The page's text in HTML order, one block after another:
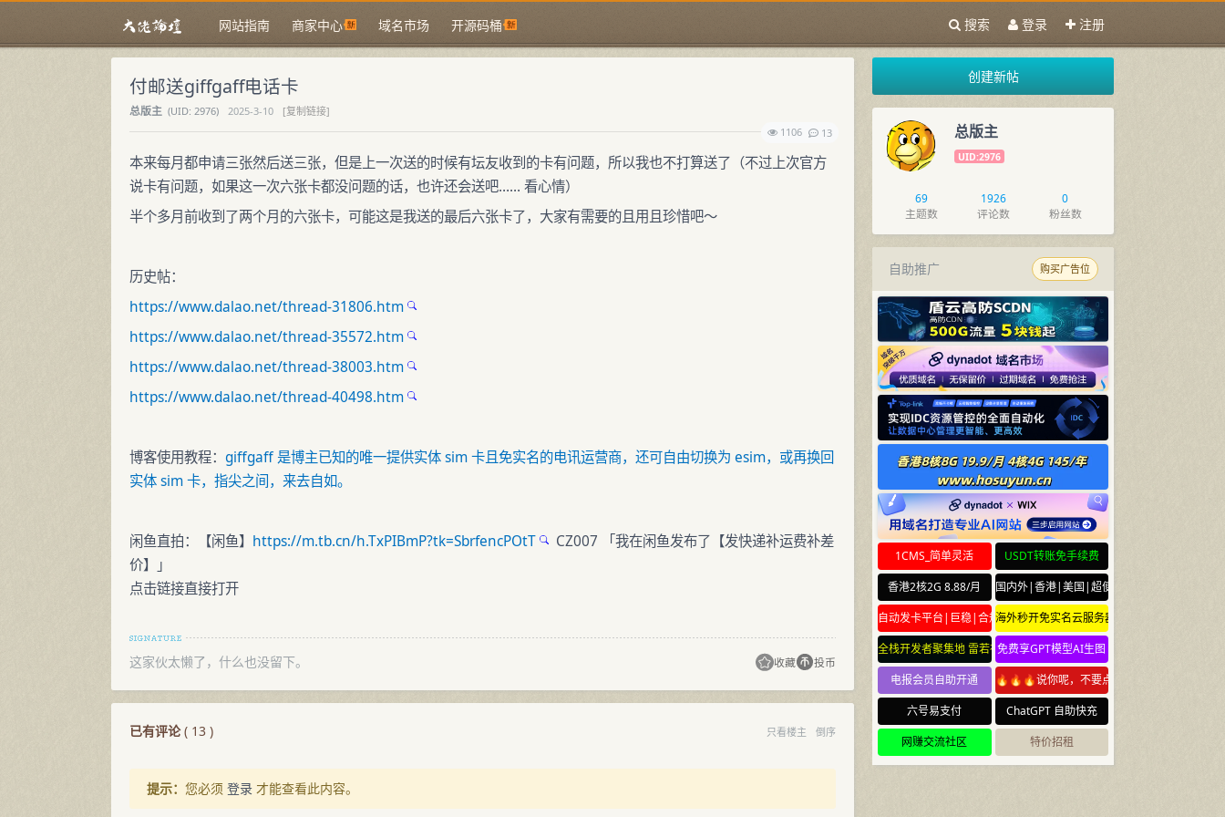
网站指南 商家中心 域名市场 开源码桶 搜索 登录 注册
付邮送giffgaff电话卡
总版主 (UID: 2976) 2025-3-10
[复制链接]
1106
13
本来每月都申请三张然后送三张，但是上一次送的时候有坛友收到的卡有问题，所以我也不打算送了（不过上次官方
说卡有问题，如果这一次六张卡都没问题的话，也许还会送吧…… 看心情）
半个多月前收到了两个月的六张卡，可能这是我送的最后六张卡了，大家有需要的且用且珍惜吧～
历史帖：
https://www.dalao.net/thread-31806.htm
https://www.dalao.net/thread-35572.htm
https://www.dalao.net/thread-38003.htm
https://www.dalao.net/thread-40498.htm
博客使用教程： giffgaff 是博主已知的唯一提供实体 sim 卡且免实名的电讯运营商，还可自由切换为 esim，或再换回
实体 sim 卡，指尖之间，来去自如。
闲鱼直拍：【闲鱼】 https://m.tb.cn/h.TxPIBmP?tk=SbrfencPOtT
CZ007 「我在闲鱼发布了【发快递补运费补差
价】」
点击链接直接打开
这家伙太懒了，什么也没留下。 收藏 投币
已有评论( 13 ) 只看楼主 倒序
提示： 您必须 登录 才能查看此内容。
创建新帖
总版主
UID:2976
69
主题数
1926
评论数
0
粉丝数
自助推广 购买广告位
1CMS_简单灵活
USDT转账免手续费
香港2核2G 8.88/月
国内外|香港|美国|超便宜云服务器
自动发卡平台|巨稳|合规海外秒开免实名云服务器
全栈开发者聚集地 雷若社区 leiruo.com
免费享GPT模型AI生图
电报会员自助开通
🔥🔥🔥说你呢，不要点🔥🔥🔥
六号易支付
ChatGPT 自助快充
网赚交流社区
特价招租